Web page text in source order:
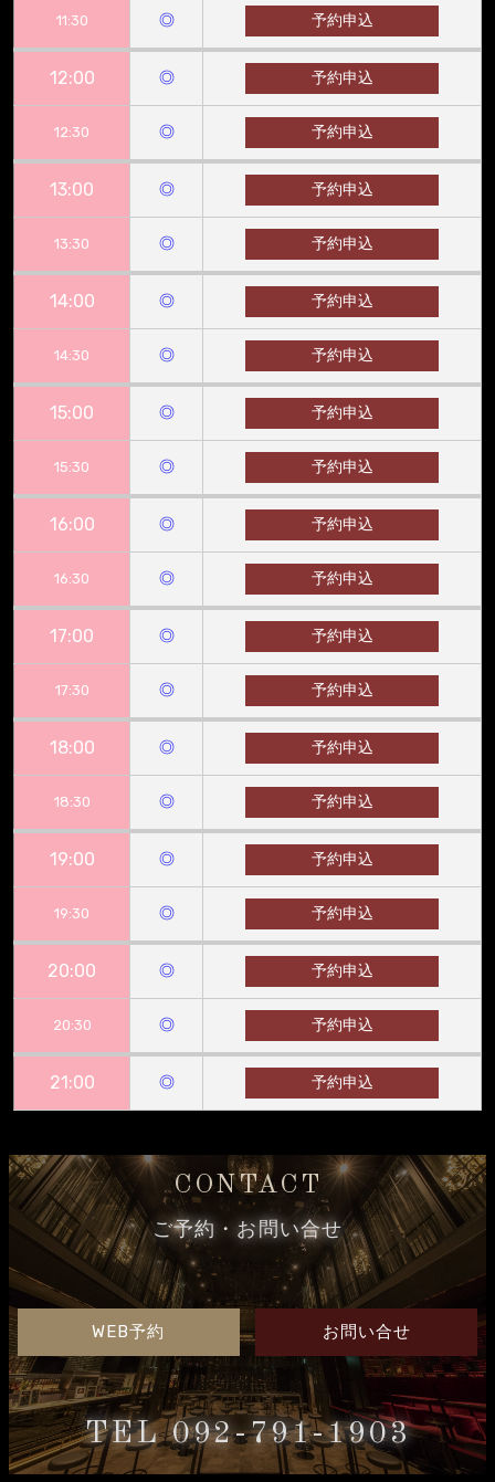
11:30 ◎ 予約申込
12:00 ◎ 予約申込
12:30 ◎ 予約申込
13:00 ◎ 予約申込
13:30 ◎ 予約申込
14:00 ◎ 予約申込
14:30 ◎ 予約申込
15:00 ◎ 予約申込
15:30 ◎ 予約申込
16:00 ◎ 予約申込
16:30 ◎ 予約申込
17:00 ◎ 予約申込
17:30 ◎ 予約申込
18:00 ◎ 予約申込
18:30 ◎ 予約申込
19:00 ◎ 予約申込
19:30 ◎ 予約申込
20:00 ◎ 予約申込
20:30 ◎ 予約申込
21:00 ◎ 予約申込
CONTACT
ご予約・お問い合せ
WEB予約 お問い合せ
TEL 092-791-1903